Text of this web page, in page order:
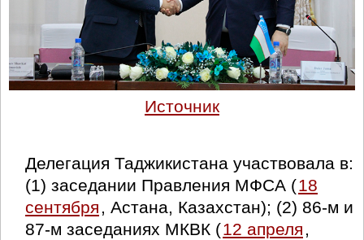
Источник
Делегация Таджикистана участвовала в:
(1) заседании Правления МФСА (18
сентября , Астана, Казахстан); (2) 86-м и
87-м заседаниях МКВК (12 апреля ,